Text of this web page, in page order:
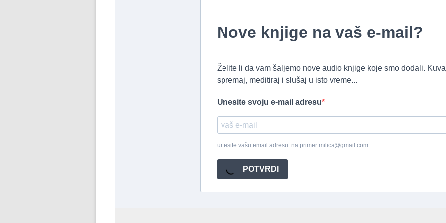
Nove knjige na vaš e-mail?
Želite li da vam šaljemo nove audio knjige koje smo dodali.
spremaj, meditiraj i slušaj u isto vreme...
Unesite svoju e-mail adresu
unesite vašu email adresu. na primer milica@gmail.com
POTVRDI